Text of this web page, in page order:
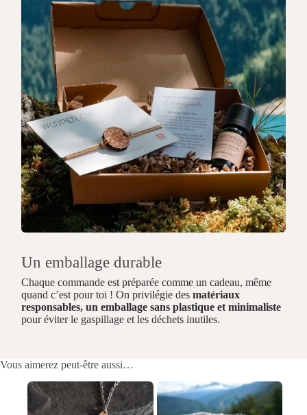
Un emballage durable
Chaque commande est préparée comme un cadeau, même
quand c’est pour toi ! On privilégie desmatériaux
responsables, un emballage sans plastique et minimaliste
pour éviter le gaspillage et les déchets inutiles.
Vous aimerez peut-être aussi…